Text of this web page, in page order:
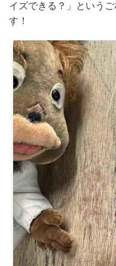
イズできる？」という
す！